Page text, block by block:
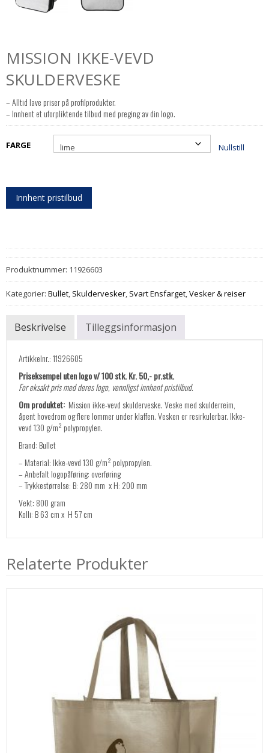
MISSION IKKE-VEVD
SKULDERVESKE
– Alltid lave priser på profilprodukter.
– Innhent et uforpliktende tilbud med preging av din logo.
FARGE Nullstill
Innhent pristilbud
Produktnummer: 11926603
Kategorier: Bullet, Skuldervesker, Svart Ensfarget,Vesker & reiser
Beskrivelse Tilleggsinformasjon
Artikkelnr.: 11926605
Priseksempel uten logo v/ 100 stk. Kr. 50,- pr.stk.
For eksakt pris med deres logo, vennligst innhent pristilbud.
Om produktet: Mission ikke-vevd skulderveske. Veske med skulderreim,
åpent hovedrom og flere lommer under klaffen. Vesken er resirkulerbar. Ikke-
vevd 130 g/m² polypropylen.
Brand: Bullet
– Material: Ikke-vevd 130 g/m² polypropylen.
– Anbefalt logopåføring: overføring
– Trykkestørrelse: B: 280 mm x H: 200 mm
Vekt: 800 gram
Kolli: B 63 cm x H 57 cm
Relaterte Produkter